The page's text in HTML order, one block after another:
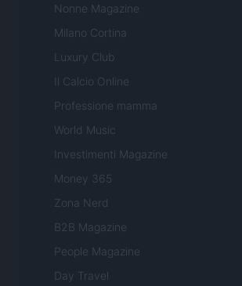
Nonne Magazine
Milano Cortina
Luxury Club
Il Calcio Online
Professione mamma
World Music
Investimenti Magazine
Money 365
Zona Nerd
B2B Magazine
People Magazine
Day Travel